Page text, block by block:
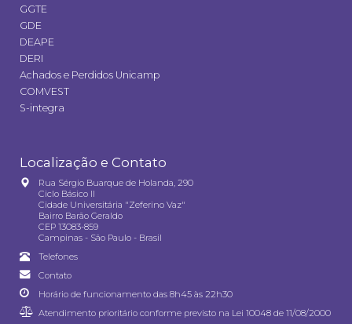
GGTE
GDE
DEAPE
DERI
Achados e Perdidos Unicamp
COMVEST
S-integra
Localização e Contato
Rua Sérgio Buarque de Holanda, 290
Ciclo Básico II
Cidade Universitária "Zeferino Vaz"
Bairro Barão Geraldo
CEP 13083-859
Campinas - São Paulo - Brasil
Telefones
Contato
Horário de funcionamento das 8h45 às 22h30
Atendimento prioritário conforme previsto na Lei 10048 de 11/08/2000